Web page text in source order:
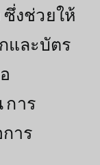
ซึ่งช่วยให้
และบัตร
การ
าร